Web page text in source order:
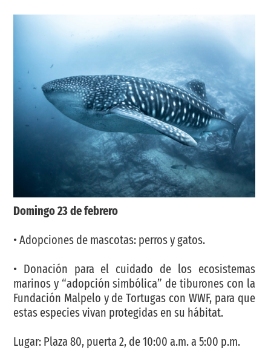
Domingo 23 de febrero
• Adopciones de mascotas: perros y gatos.
• Donación para el cuidado de los ecosistemas
marinos y “adopción simbólica” de tiburones con la
Fundación Malpelo y de Tortugas con WWF, para que
estas especies vivan protegidas en su hábitat.
Lugar: Plaza 80, puerta 2, de 10:00 a.m. a 5:00 p.m.